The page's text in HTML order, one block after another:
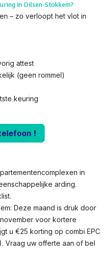
in Dilsen-Stokkem?
– zo verloopt het vlot in
attest
(geen rommel)
keuring
!
in
arding.
Deze maand is druk door
voor kortere
u €25 korting op combi EPC
Vraag uw offerte aan of bel